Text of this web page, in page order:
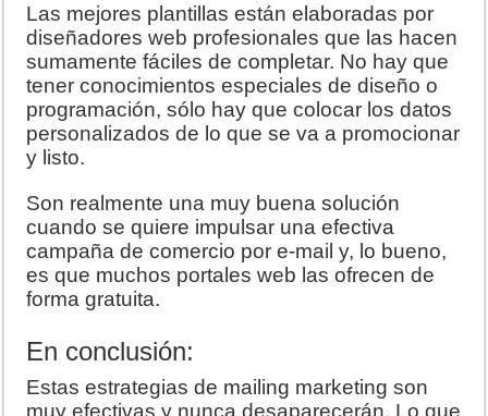
Las mejores plantillas están elaboradas por
diseñadores web profesionales que las hacen
sumamente fáciles de completar. No hay que
tener conocimientos especiales de diseño o
programación, sólo hay que colocar los datos
personalizados de lo que se va a promocionar
y listo.
Son realmente una muy buena solución
cuando se quiere impulsar una efectiva
campaña de comercio por e-mail y, lo bueno,
es que muchos portales web las ofrecen de
forma gratuita.
En conclusión:
Estas estrategias de mailing marketing son
muy efectivas y nunca desaparecerán. Lo que